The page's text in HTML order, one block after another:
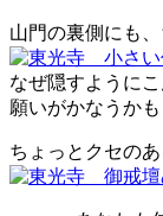
山門の裏側にも
なぜ隠すように
願いがかなうか
ちょっとクセの